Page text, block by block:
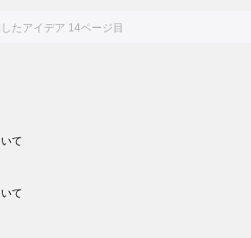
たアイデア 14ページ目
て
て